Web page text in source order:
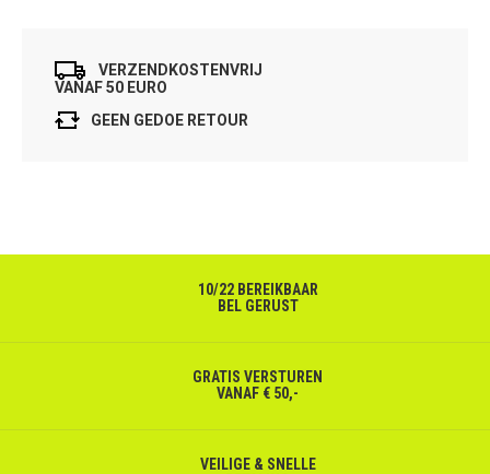
VERZENDKOSTENVRIJ
VANAF 50 EURO
GEEN GEDOE RETOUR
10/22 BEREIKBAAR
BEL GERUST
GRATIS VERSTUREN
VANAF € 50,-
VEILIGE & SNELLE